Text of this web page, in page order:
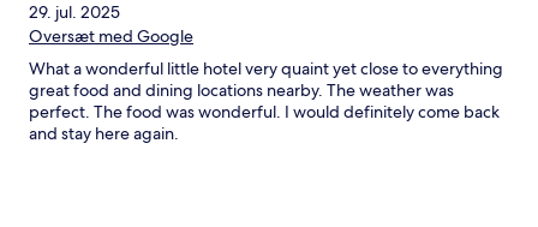
29. jul. 2025
Oversæt med Google
What a wonderful little hotel very quaint yet close to everything
great food and dining locations nearby. The weather was
perfect. The food was wonderful. I would definitely come back
and stay here again.